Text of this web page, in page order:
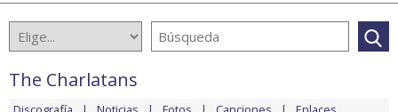
The Charlatans